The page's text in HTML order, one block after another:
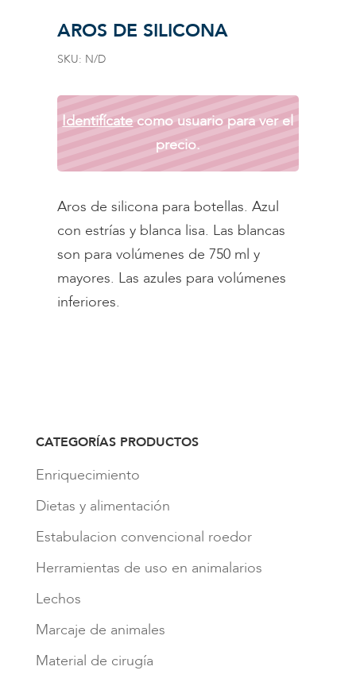
AROS DE SILICONA
SKU: N/D
Identifícatecomo usuario para ver el
precio.
Aros de silicona para botellas. Azul
con estrías y blanca lisa. Las blancas
son para volúmenes de 750 ml y
mayores. Las azules para volúmenes
inferiores.
CATEGORÍAS PRODUCTOS
Enriquecimiento
Dietas y alimentación
Estabulacion convencional roedor
Herramientas de uso en animalarios
Lechos
Marcaje de animales
Material de cirugía